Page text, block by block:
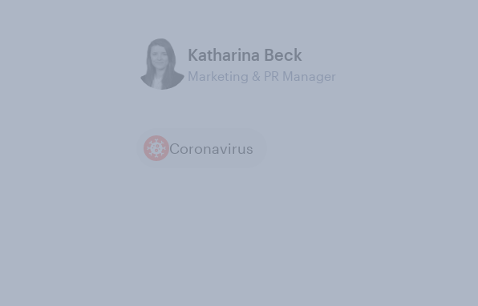
Katharina Beck
Marketing & PR Manager
Coronavirus